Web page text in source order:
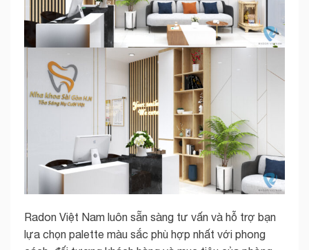
Radon Việt Nam luôn sẵn sàng tư vấn và hỗ trợ bạn
lựa chọn palette màu sắc phù hợp nhất với phong